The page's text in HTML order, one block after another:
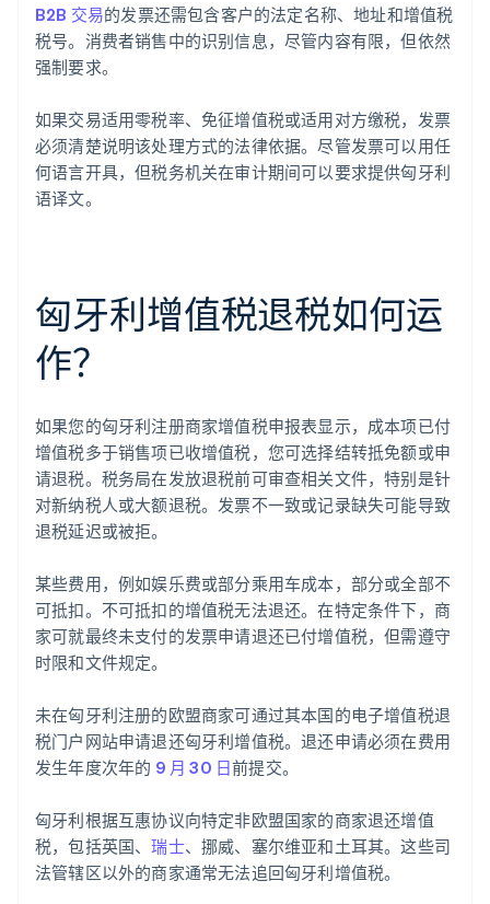
B2B 交易的发票还需包含客户的法定名称、地址和增值税
税号。消费者销售中的识别信息，尽管内容有限，但依然
强制要求。
如果交易适用零税率、免征增值税或适用对方缴税，发票
必须清楚说明该处理方式的法律依据。尽管发票可以用任
何语言开具，但税务机关在审计期间可以要求提供匈牙利
语译文。
匈牙利增值税退税如何运
作？
如果您的匈牙利注册商家增值税申报表显示，成本项已付
增值税多于销售项已收增值税，您可选择结转抵免额或申
请退税。税务局在发放退税前可审查相关文件，特别是针
对新纳税人或大额退税。发票不一致或记录缺失可能导致
退税延迟或被拒。
某些费用，例如娱乐费或部分乘用车成本，部分或全部不
可抵扣。不可抵扣的增值税无法退还。在特定条件下，商
家可就最终未支付的发票申请退还已付增值税，但需遵守
时限和文件规定。
未在匈牙利注册的欧盟商家可通过其本国的电子增值税退
税门户网站申请退还匈牙利增值税。退还申请必须在费用
发生年度次年的 9 月 30 日前提交。
匈牙利根据互惠协议向特定非欧盟国家的商家退还增值
税，包括英国、瑞士、挪威、塞尔维亚和土耳其。这些司
法管辖区以外的商家通常无法追回匈牙利增值税。